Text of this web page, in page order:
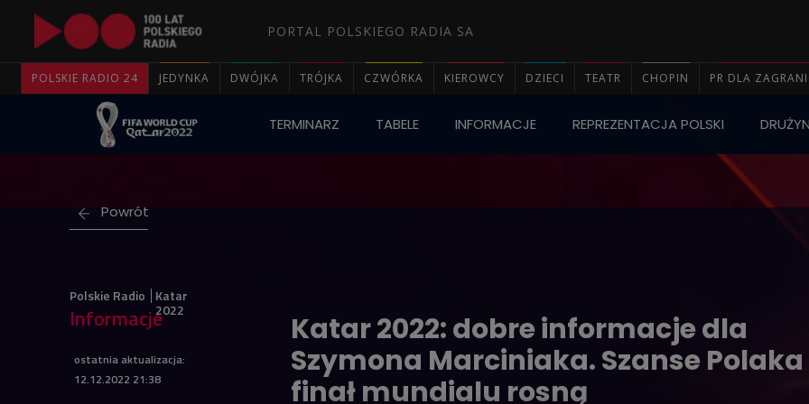
PORTAL POLSKIEGO RADIA SA
POLSKIE RADIO 24 JEDYNKA DWÓJKA TRÓJKA CZWÓRKA KIEROWCY DZIECI TEATR CHOPIN PR DLA
TERMINARZ TABELE INFORMACJE REPREZENTACJA POLSKI
Powrót
Polskie Radio Katar
2022
Informacje
Katar 2022: dobre informacje dla
Szymona Marciniaka. Szanse
finał mundialu rosną
ostatnia aktualizacja:
12.12.2022 21:38